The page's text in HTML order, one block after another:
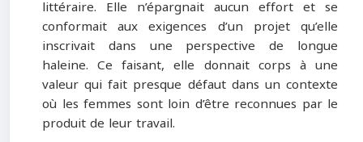
littéraire. Elle n’épargnait aucun effort et se
conformait aux exigences d’un projet qu’elle
inscrivait dans une perspective de longue
haleine. Ce faisant, elle donnait corps à une
valeur qui fait presque défaut dans un contexte
où les femmes sont loin d’être reconnues par le
produit de leur travail.